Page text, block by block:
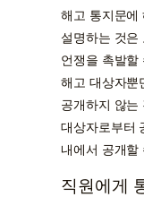
해고 통지문에
설명하는 것은
언쟁을 촉발할
해고 대상자뿐
공개하지 않는
대상자로부터
내에서 공개할
직원에게